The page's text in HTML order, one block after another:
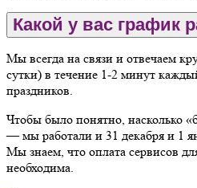
Какой у вас график
Мы всегда на связи и отвечаем
сутки) в течение 1-2 минут
праздников.
Чтобы было понятно, насколько
— мы работали и 31 декабря и 1
Мы знаем, что оплата сервисов
необходима.